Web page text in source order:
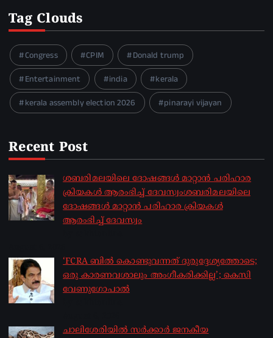
Tag Clouds
Congress CPIM
Donald trump
Entertainment
india
kerala
kerala assembly election 2026
pinarayi vijayan
Recent Post
ശബരിമലയിലെ ദോഷങ്ങൾ മാറ്റാൻ പരിഹാര
ക്രിയകൾ ആരംഭിച്ച് ദേവസ്വംശബരിമലയിലെ
ദോഷങ്ങൾ മാറ്റാൻ പരിഹാര ക്രിയകൾ
ആരംഭിച്ച് ദേവസ്വം
‘FCRA ബിൽ കൊണ്ടുവന്നത് ദുരുദ്ദേശ്യത്തോടെ;
ഒരു കാരണവശാലും അം​ഗീകരിക്കില്ല’; കെസി
വേണു​ഗോപാൽ
ചാലിശേരിയില്‍ സര്‍ക്കാര്‍ ജനകീയ